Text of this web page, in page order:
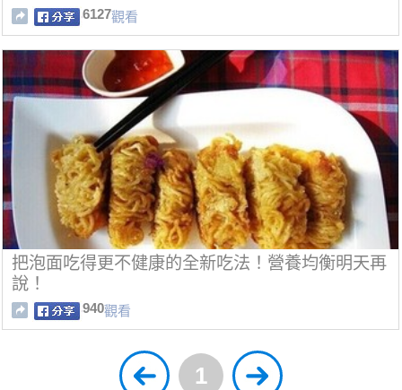
6127觀看
把泡面吃得更不健康的全新吃法！營養均衡明天再
說！
940觀看
1